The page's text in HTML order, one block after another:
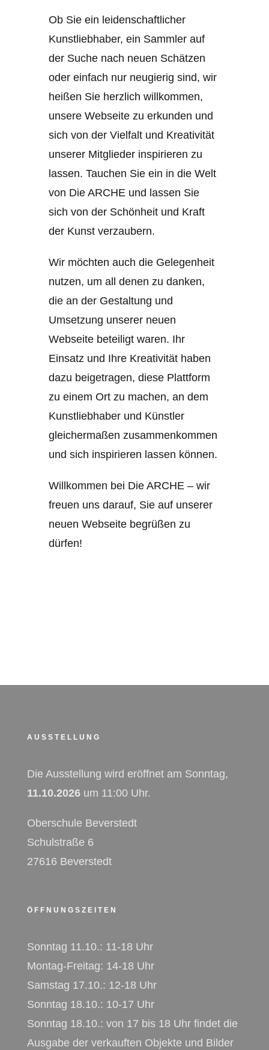
Ob Sie ein leidenschaftlicher
Kunstliebhaber, ein Sammler auf
der Suche nach neuen Schätzen
oder einfach nur neugierig sind, wir
heißen Sie herzlich willkommen,
unsere Webseite zu erkunden und
sich von der Vielfalt und Kreativität
unserer Mitglieder inspirieren zu
lassen. Tauchen Sie ein in die Welt
von Die ARCHE und lassen Sie
sich von der Schönheit und Kraft
der Kunst verzaubern.
Wir möchten auch die Gelegenheit
nutzen, um all denen zu danken,
die an der Gestaltung und
Umsetzung unserer neuen
Webseite beteiligt waren. Ihr
Einsatz und Ihre Kreativität haben
dazu beigetragen, diese Plattform
zu einem Ort zu machen, an dem
Kunstliebhaber und Künstler
gleichermaßen zusammenkommen
und sich inspirieren lassen können.
Willkommen bei Die ARCHE – wir
freuen uns darauf, Sie auf unserer
neuen Webseite begrüßen zu
dürfen!
AUSSTELLUNG
Die Ausstellung wird eröffnet am Sonntag,
11.10.2026um 11:00 Uhr.
Oberschule Beverstedt
Schulstraße 6
27616 Beverstedt
ÖFFNUNGSZEITEN
Sonntag 11.10.: 11-18 Uhr
Montag-Freitag: 14-18 Uhr
Samstag 17.10.: 12-18 Uhr
Sonntag 18.10.: 10-17 Uhr
Sonntag 18.10.: von 17 bis 18 Uhr findet die
Ausgabe der verkauften Objekte und Bilder